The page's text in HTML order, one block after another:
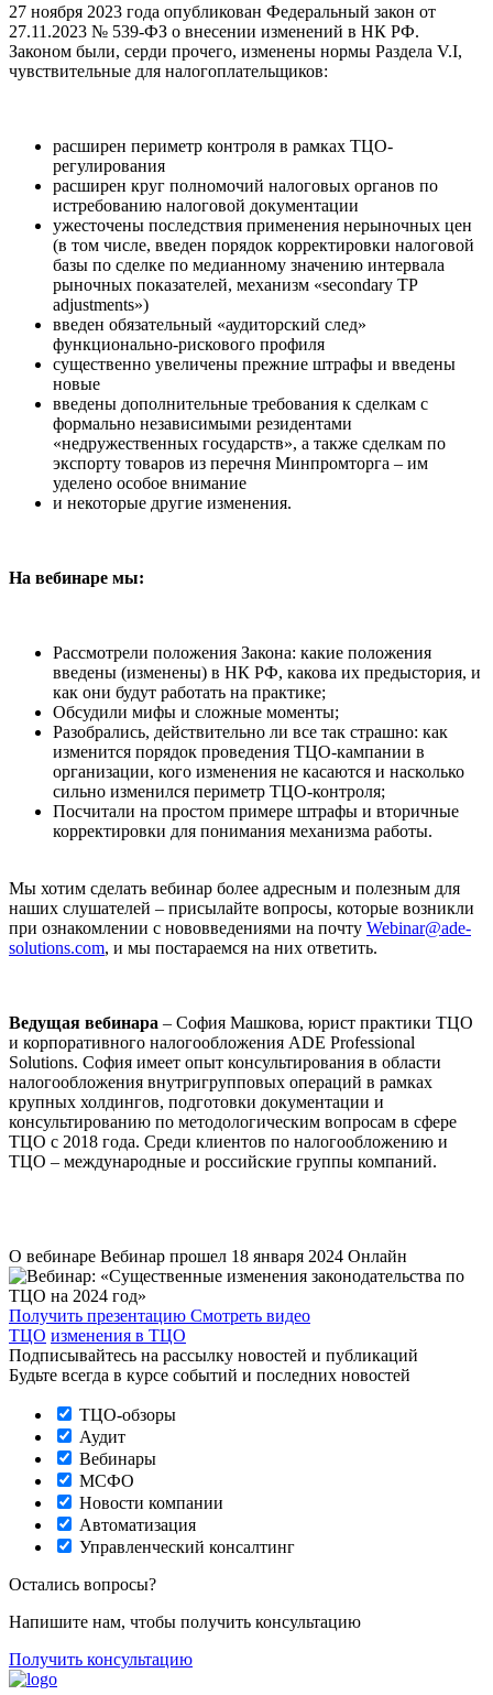
27 ноября 2023 года опубликован Федеральный закон от
27.11.2023 № 539-ФЗ о внесении изменений в НК РФ.
Законом были, серди прочего, изменены нормы Раздела V.I,
чувствительные для налогоплательщиков:
расширен периметр контроля в рамках ТЦО-
регулирования
расширен круг полномочий налоговых органов по
истребованию налоговой документации
ужесточены последствия применения нерыночных цен
(в том числе, введен порядок корректировки налоговой
базы по сделке по медианному значению интервала
рыночных показателей, механизм «secondary TP
adjustments»)
введен обязательный «аудиторский след»
функционально-рискового профиля
существенно увеличены прежние штрафы и введены
новые
введены дополнительные требования к сделкам с
формально независимыми резидентами
«недружественных государств», а также сделкам по
экспорту товаров из перечня Минпромторга – им
уделено особое внимание
и некоторые другие изменения.
На вебинаре мы:
Рассмотрели положения Закона: какие положения
введены (изменены) в НК РФ, какова их предыстория, и
как они будут работать на практике;
Обсудили мифы и сложные моменты;
Разобрались, действительно ли все так страшно: как
изменится порядок проведения ТЦО-кампании в
организации, кого изменения не касаются и насколько
сильно изменился периметр ТЦО-контроля;
Посчитали на простом примере штрафы и вторичные
корректировки для понимания механизма работы.
Мы хотим сделать вебинар более адресным и полезным для
наших слушателей – присылайте вопросы, которые возникли
при ознакомлении с нововведениями на почту Webinar@ade-
solutions.com, и мы постараемся на них ответить.
Ведущая вебинара – София Машкова, юрист практики ТЦО
и корпоративного налогообложения ADE Professional
Solutions. София имеет опыт консультирования в области
налогообложения внутригрупповых операций в рамках
крупных холдингов, подготовки документации и
консультированию по методологическим вопросам в сфере
ТЦО с 2018 года. Среди клиентов по налогообложению и
ТЦО – международные и российские группы компаний.
О вебинаре Вебинар прошел 18 января 2024 Онлайн
Получить презентацию Смотреть видео
ТЦО изменения в ТЦО
Подписывайтесь на рассылку новостей и публикаций
Будьте всегда в курсе событий и последних новостей
ТЦО-обзоры
Аудит
Вебинары
МСФО
Новости компании
Автоматизация
Управленческий консалтинг
Остались вопросы?
Напишите нам, чтобы получить консультацию
Получить консультацию